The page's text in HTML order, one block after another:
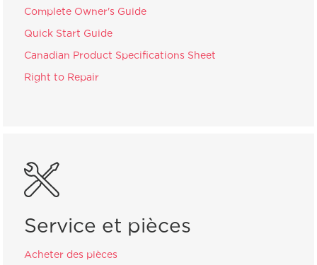
Complete Owner's Guide
Quick Start Guide
Canadian Product Specifications Sheet
Right to Repair
Service et pièces
Acheter des pièces